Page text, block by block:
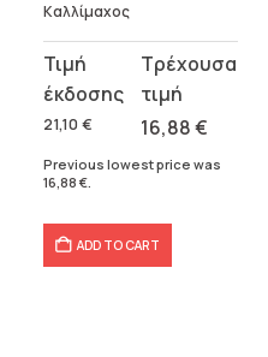
Καλλίμαχος
21,10 €
Original
price
was:
16,88€
Current
price
is:
Previous lowest price was
16,88 €
ADD TO CART